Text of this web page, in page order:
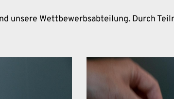
unsere Wettbewerbsabteilung. Durch